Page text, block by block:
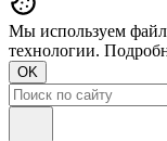
Мы используем
технологии.
OK